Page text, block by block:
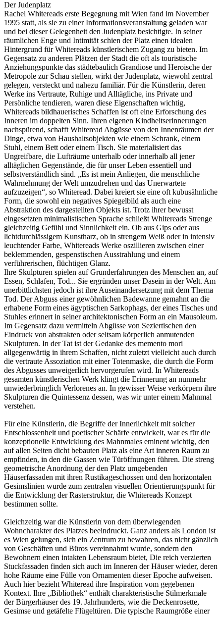
Der Judenplatz
Rachel Whitereads erste Begegnung mit Wien fand im November
1995 statt, als sie zu einer Informationsveranstaltung geladen war
und bei dieser Gelegenheit den Judenplatz besichtigte. In seiner
räumlichen Enge und Intimität schien der Platz einen idealen
Hintergrund für Whitereads künstlerischem Zugang zu bieten. Im
Gegensatz zu anderen Plätzen der Stadt die oft als touristische
Anziehungspunkte das städtebaulich Grandiose und Heroische der
Metropole zur Schau stellen, wirkt der Judenplatz, wiewohl zentral
gelegen, versteckt und nahezu familiär. Für die Künstlerin, deren
Werke ins Vertraute, Ruhige und Alltägliche, ins Private und
Persönliche tendieren, waren diese Eigenschaften wichtig,
Whitereads bildhauerisches Schaffen ist oft eine Erforschung des
Inneren im doppelten Sinn. Ihren eigenen Kindheitserinnerungen
nachspürend, schafft Whiteread Abgüsse von den Innenräumen der
Dinge, etwa von Haushaltsobjekten wie einem Schrank, einem
Stuhl, einem Bett oder einem Tisch. Sie materialisiert das
Ungreifbare, die Lufträume unterhalb oder innerhalb all jener
alltäglichen Gegenstände, die für unser Leben essentiell und
selbstverständlich sind. „Es ist mein Anliegen, die menschliche
Wahrnehmung der Welt umzudrehen und das Unerwartete
aufzuzeigen“, so Whiteread. Dabei kreiert sie eine oft kubusähnliche
Form, die sowohl ein negatives Spiegelbild als auch eine
Abstraktion des dargestellten Objekts ist. Trotz ihrer bewusst
eingesetzten minimalistischen Sprache schließt Whitereads Strenge
gleichzeitig Gefühl und Sinnlichkeit ein. Ob aus Gips oder aus
lichtdurchlässigem Kunstharz, ob in strengem Weiß oder in intensiv
leuchtender Farbe, Whitereads Werke oszillieren zwischen einer
beklemmenden, gespenstischen Ausstrahlung und einem
verführerischen, flüchtigen Glanz.
Ihre Skulpturen spielen auf Grunderfahrungen des Menschen an, auf
Essen, Schlafen, Tod... Sie ergründen unser Dasein in der Welt. Am
unerbittlichsten jedoch ist ihre Auseinandersetzung mit dem Thema
Tod. Der Abguss einer gewöhnlichen Badewanne gemahnt an die
erhabene Form eines ägyptischen Sarkophags, der eines Tisches und
Stuhles erinnert in seiner architektonischen Form an ein Mausoleum.
Im Gegensatz dazu vermitteln Abgüsse von Seziertischen den
Eindruck von abstrakten oder seltsam körperlich anmutenden
Skulpturen. In der Tat ist der Gedanke des memento mori
allgegenwärtig in ihrem Schaffen, nicht zuletzt vielleicht auch durch
die vertraute Assoziation mit einer Totenmaske, die durch die Form
des Abgusses unweigerlich hervorgerufen wird. In Whitereads
gesamten künstlerischen Werk klingt die Erinnerung an nunmehr
unwiederbringlich Verlorenes an. In gewisser Weise verkörpern ihre
Skulpturen die Quintessenz dessen, was wir unter einem Mahnmal
verstehen.
Für eine Künstlerin, die Begriffe der Innerlichkeit mit solcher
Entschlossenheit und poetischer Schärfe entwickelt, war es für die
konzeptionelle Entwicklung des Mahnmales eminent wichtig, den
auf allen Seiten dicht bebauten Platz als eine Art inneren Raum zu
empfinden, in den die Gassen wie Türöffnungen führen. Die streng
geometrische Anordnung der den Platz umgebenden
Häuserfassaden mit ihren Rustikageschossen und den horizontalen
Gesimslinien wurde zum zentralen visuellen Orientierungspunkt für
die Entwicklung der Rasterstruktur, die Whitereads Konzept
bestimmen sollte.
Gleichzeitig war die Künstlerin von dem überwiegenden
Wohncharakter des Platzes beeindruckt. Ganz anders als London ist
es Wien gelungen, sich ein Zentrum zu bewahren, das nicht gänzlich
von Geschäften und Büros vereinnahmt wurde, sondern den
Bewohnern einen intakten Lebensraum bietet, Die reich verzierten
Stuckfassaden finden sich auch im Inneren der Häuser wieder, deren
hohe Räume eine Fülle von Ornamenten dieser Epoche aufweisen.
Auch hier bezieht Whiteread ihre Inspiration vom gegebenen
Kontext. Ihre „Bibliothek“ enthält charakteristische Stilmerkmale
der Bürgerhäuser des 19. Jahrhunderts, wie die Deckenrosette,
Gesimse und getäfelte Flügeltüren. Die typische Raumgröße einer